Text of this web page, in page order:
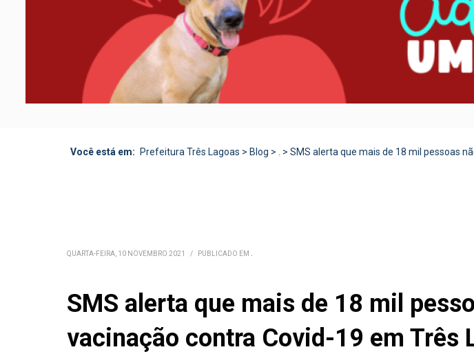
Você está em: Prefeitura Três Lagoas > Blog > . > SMS alerta que mais de 18 mil pessoas
QUARTA-FEIRA, 10 NOVEMBRO 2021 / PUBLICADO EM .
SMS alerta que mais de 18 mil
vacinação contra Covid-19 em Três